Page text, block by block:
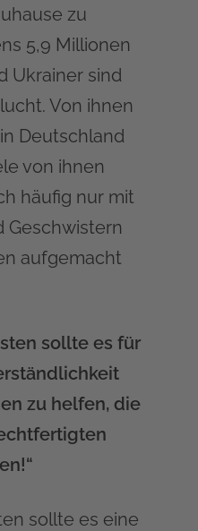
zu
5,9 Millionen
Ukrainer sind
Von ihnen
Deutschland
von ihnen
häufig nur mit
Geschwistern
aufgemacht
sollte es für
zu helfen, die
sollte es eine